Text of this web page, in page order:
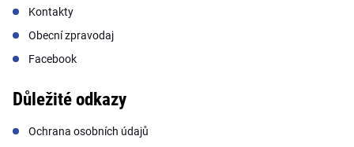
Kontakty
Obecní zpravodaj
Facebook
Důležité odkazy
Ochrana osobních údajů